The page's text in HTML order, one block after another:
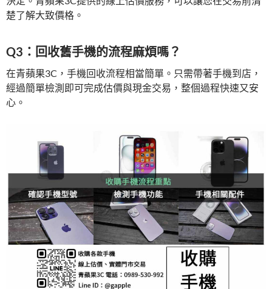
楚了解大致價格。
Q3：回收舊手機的流程麻煩嗎？
在青蘋果3C，手機回收流程相當簡單。只需帶著手機到店，
經過簡單檢測即可完成估價與現金交易，整個過程快速又安
心。